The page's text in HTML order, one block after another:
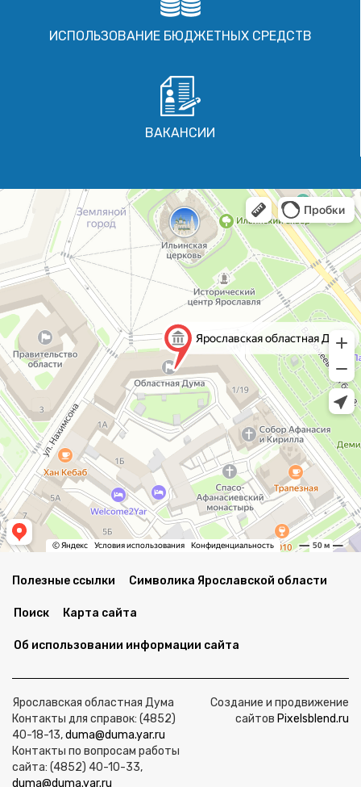
ИСПОЛЬЗОВАНИЕ БЮДЖЕТНЫХ СРЕДСТВ
ВАКАНСИИ
Полезные ссылки Символика Ярославской области
Поиск Карта сайта
Об использовании информации сайта
Ярославская областная Дума
Контакты для справок: (4852)
40-18-13,duma@duma.yar.ru
Контакты по вопросам работы
сайта: (4852) 40-10-33,
duma@duma.yar.ru
Создание и продвижение
сайтов Pixelsblend.ru